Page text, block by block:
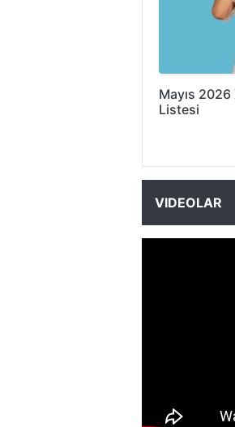
Mayıs
Listesi
VIDEOLAR
NYXmag 2.